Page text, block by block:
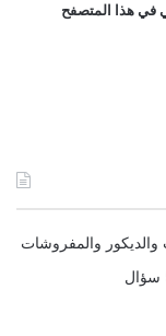
في هذا المتصفح
والديكور والمفروشات